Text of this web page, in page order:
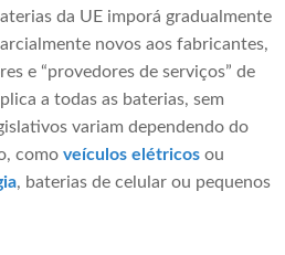
da UE imporá gradualmente
novos aos fabricantes,
e “provedores de serviços” de
a todas as baterias, sem
variam dependendo do
como veículos elétricos ou
, baterias de celular ou pequenos